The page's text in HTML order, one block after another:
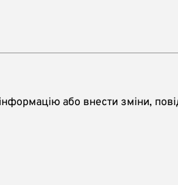
або внести зміни,